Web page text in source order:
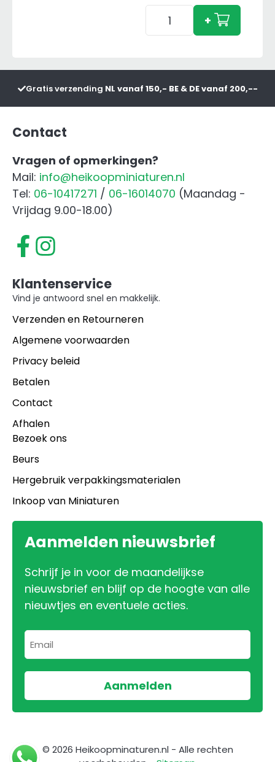
Adapter
Punts
Aansluiting
+
Gratis verzending NL vanaf 150,- BE & DE vanaf 200,--
Contact
Vragen of opmerkingen?
Mail: info@heikoopminiaturen.nl
Tel: 06-10417271 / 06-16014070 (Maandag -
Vrijdag 9.00-18.00)
Klantenservice
Vind je antwoord snel en makkelijk.
Verzenden en Retourneren
Algemene voorwaarden
Privacy beleid
Betalen
Contact
Afhalen
Bezoek ons
Beurs
Hergebruik verpakkingsmaterialen
Inkoop van Miniaturen
Aanmelden nieuwsbrief
Schrijf je in voor de maandelijkse
nieuwsbrief en blijf op de hoogte van alle
nieuwtjes en eventuele acties.
© 2026 Heikoopminaturen.nl - Alle rechten